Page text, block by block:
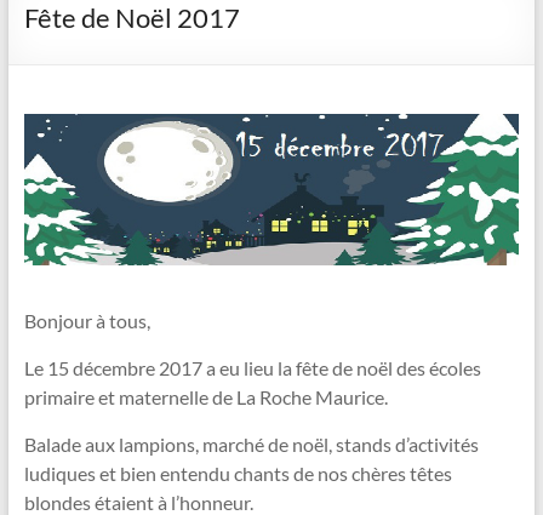
Fête de Noël 2017
Bonjour à tous,
Le 15 décembre 2017 a eu lieu la fête de noël des écoles
primaire et maternelle de La Roche Maurice.
Balade aux lampions, marché de noël, stands d’activités
ludiques et bien entendu chants de nos chères têtes
blondes étaient à l’honneur.